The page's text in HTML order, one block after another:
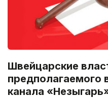
Швейцарские
предполагаемого
канала